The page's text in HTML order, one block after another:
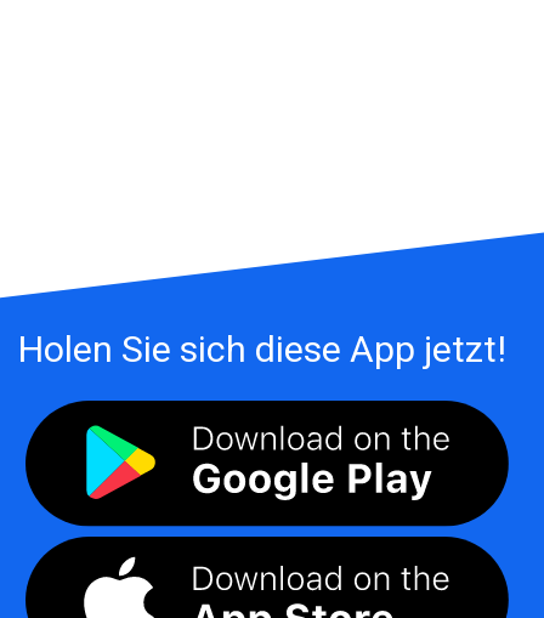
Holen Sie sich diese App jetzt!